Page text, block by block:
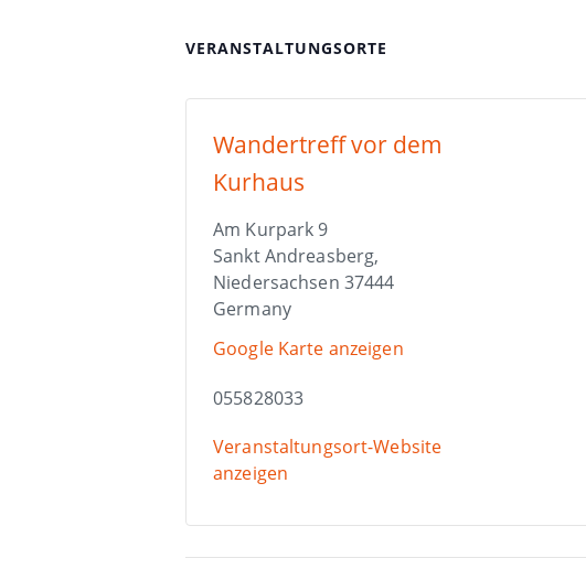
VERANSTALTUNGSORTE
Wandertreff vor dem
Kurhaus
Am Kurpark 9
Sankt Andreasberg,
Niedersachsen 37444
Germany
Google Karte anzeigen
055828033
Veranstaltungsort-Website
anzeigen